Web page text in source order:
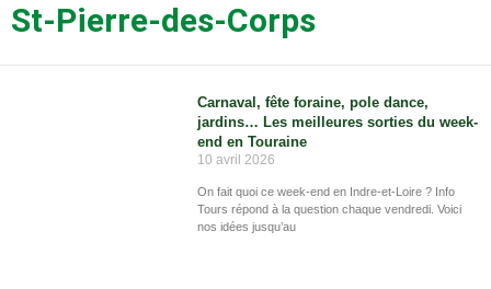
St-Pierre-des-Corps
Carnaval, fête foraine, pole dance,
jardins… Les meilleures sorties du week-
end en Touraine
10 avril 2026
On fait quoi ce week-end en Indre-et-Loire ? Info
Tours répond à la question chaque vendredi. Voici
nos idées jusqu’au